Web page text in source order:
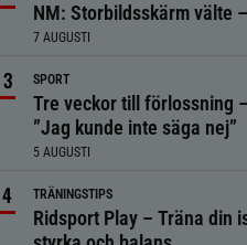
NM: Storbildsskärm välte
7 AUGUSTI
SPORT
Tre veckor till förlossning
”Jag kunde inte säga nej”
5 AUGUSTI
TRÄNINGSTIPS
Ridsport Play – Träna din